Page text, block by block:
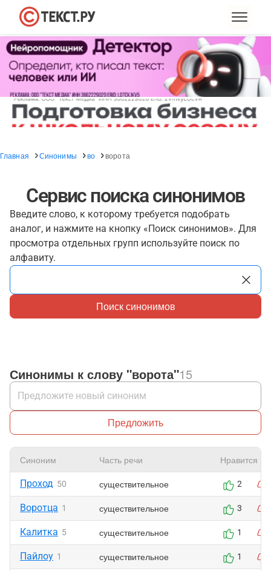
Главная Синонимы во ворота
Сервис поиска синонимов
Введите слово, к которому требуется подобрать
аналог, и нажмите на кнопку «Поиск синонимов». Для
просмотра отдельных групп используйте поиск по
алфавиту.
Поиск синонимов
Синонимы к слову "ворота"15
Предложить
Синоним Часть речи Нравится
Проход 50 существительное 2
Воротца 1 существительное 3
Калитка 5 существительное 1
Пайлоу 1 существительное 1